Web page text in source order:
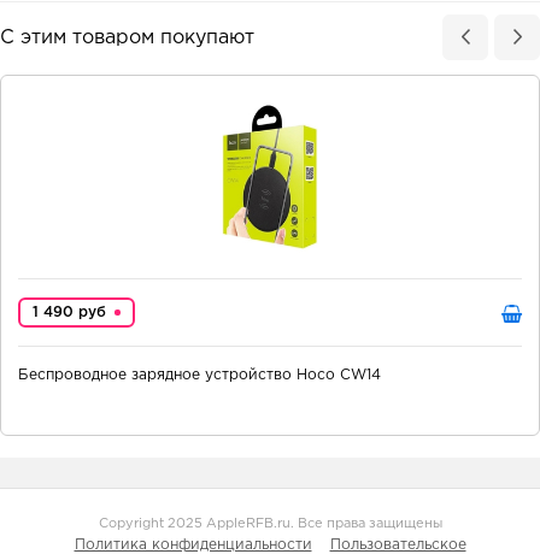
С этим товаром покупают
1 490 руб
Беспроводное зарядное устройство Hoco CW14
Copyright 2025 AppleRFB.ru. Все права защищены
Политика конфиденциальности Пользовательское